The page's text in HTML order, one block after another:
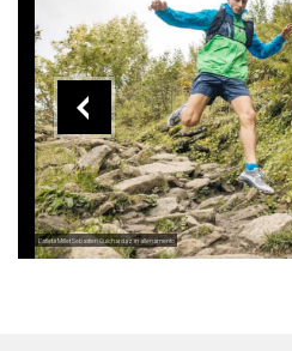
L'atleta Millet Sebastien Guichardaz in allenamento